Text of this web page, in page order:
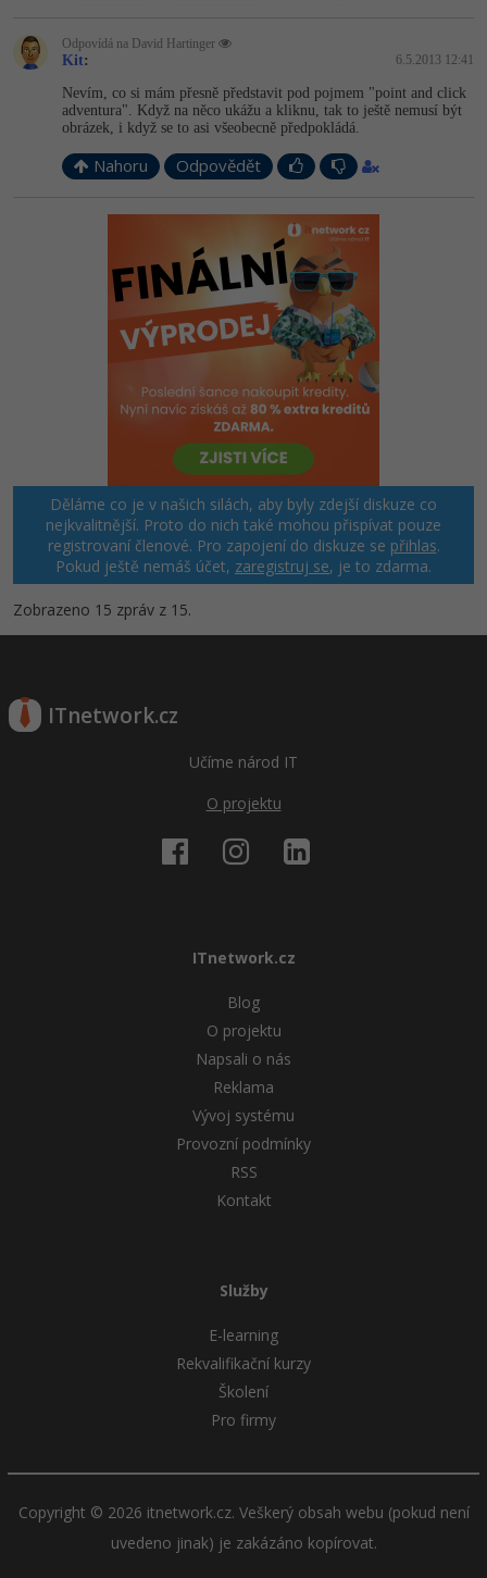
Odpovídá na David Hartinger
Kit: 6.5.2013 12:41
Nevím, co si mám přesně představit pod pojmem "point and click
adventura". Když na něco ukážu a kliknu, tak to ještě nemusí být
obrázek, i když se to asi všeobecně předpokládá.
Nahoru Odpovědět
Děláme co je v našich silách, aby byly zdejší diskuze co
nejkvalitnější. Proto do nich také mohou přispívat pouze
registrovaní členové. Pro zapojení do diskuze se přihlas.
Pokud ještě nemáš účet, zaregistruj se, je to zdarma.
Zobrazeno 15 zpráv z 15.
ITnetwork.cz
Učíme národ IT
O projektu
ITnetwork.cz
Blog
O projektu
Napsali o nás
Reklama
Vývoj systému
Provozní podmínky
RSS
Kontakt
Služby
E-learning
Rekvalifikační kurzy
Školení
Pro firmy
Copyright © 2026 itnetwork.cz. Veškerý obsah webu (pokud není
uvedeno jinak) je zakázáno kopírovat.